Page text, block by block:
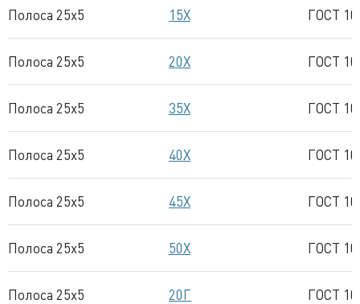
Полоса 25x5 15Х ГОСТ
Полоса 25x5 20Х ГОСТ
Полоса 25x5 35Х ГОСТ
Полоса 25x5 40Х ГОСТ
Полоса 25x5 45Х ГОСТ
Полоса 25x5 50Х ГОСТ
Полоса 25x5 20Г ГОСТ